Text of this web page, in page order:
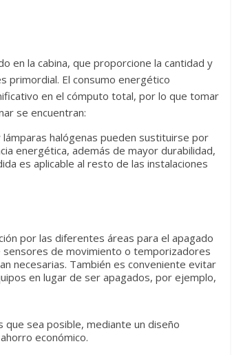
en la cabina, que proporcione la cantidad y
primordial. El consumo energético
en el cómputo total, por lo que tomar
se encuentran:
halógenas pueden sustituirse por
energética, además de mayor durabilidad,
es aplicable al resto de las instalaciones
por las diferentes áreas para el apagado
de movimiento o temporizadores
necesarias. También es conveniente evitar
en lugar de ser apagados, por ejemplo,
que sea posible, mediante un diseño
económico.